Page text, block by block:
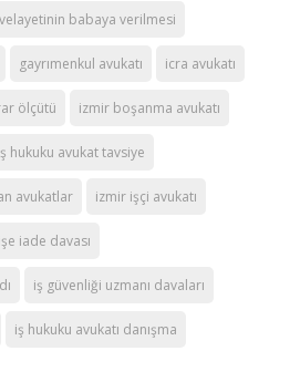
babaya verilmesi
gayrımenkul avukatı icra avukatı
ölçütü izmir boşanma avukatı
hukuku avukat tavsiye
avukatlar izmir işçi avukatı
işe iade davası
iş güvenliği uzmanı davaları
iş hukuku avukatı danışma